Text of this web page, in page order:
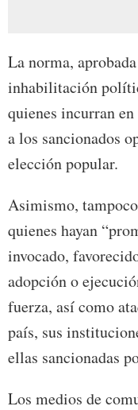
La norma,
inhabilitación
quienes incurran
a los sancionados
elección popular.
Asimismo,
quienes hayan
invocado,
adopción o
fuerza, así como
país, sus
ellas sancionadas
Los medios de